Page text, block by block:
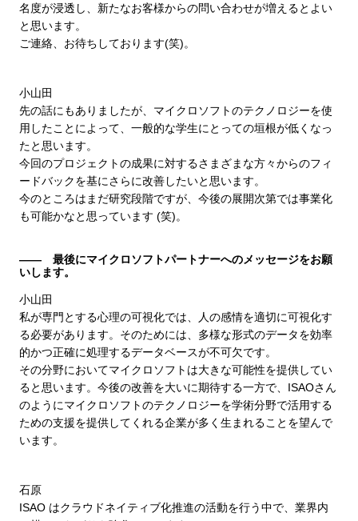
名度が浸透し、新たなお客様からの問い合わせが増えるとよい
と思います。
ご連絡、お待ちしております(笑)。
小山田
先の話にもありましたが、マイクロソフトのテクノロジーを使
用したことによって、一般的な学生にとっての垣根が低くなっ
たと思います。
今回のプロジェクトの成果に対するさまざまな方々からのフィ
ードバックを基にさらに改善したいと思います。
今のところはまだ研究段階ですが、今後の展開次第では事業化
も可能かなと思っています (笑)。
―― 最後にマイクロソフトパートナーへのメッセージをお願
いします。
小山田
私が専門とする心理の可視化では、人の感情を適切に可視化す
る必要があります。そのためには、多様な形式のデータを効率
的かつ正確に処理するデータベースが不可欠です。
その分野においてマイクロソフトは大きな可能性を提供してい
ると思います。今後の改善を大いに期待する一方で、ISAOさん
のようにマイクロソフトのテクノロジーを学術分野で活用する
ための支援を提供してくれる企業が多く生まれることを望んで
います。
石原
ISAO はクラウドネイティブ化推進の活動を行う中で、業界内